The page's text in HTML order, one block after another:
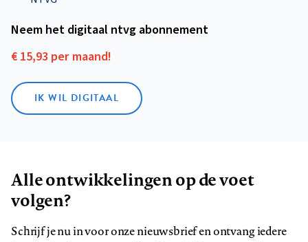
Neem het digitaal ntvg abonnement
€ 15,93 per maand!
IK WIL DIGITAAL
Alle ontwikkelingen op de voet
volgen?
Schrijf je nu in voor onze nieuwsbrief en ontvang iedere